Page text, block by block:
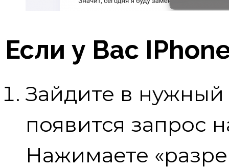
Если у Вас
Зайдите в нужный
появится запрос
Нажимаете